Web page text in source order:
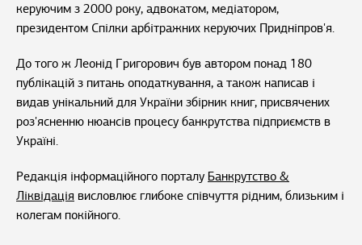
керуючим з 2000 року, адвокатом, медіатором,
президентом Спілки арбітражних керуючих Придніпров'я.
До того ж Леонід Григорович був автором понад 180
публікацій з питань оподаткування, а також написав і
видав унікальний для України збірник книг, присвячених
роз'ясненню нюансів процесу банкрутства підприємств в
Україні.
Редакція інформаційного порталу Банкрутство &
Ліквідація висловлює глибоке співчуття рідним, близьким і
колегам покійного.